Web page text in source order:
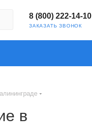
8 (800) 222-14-10
ЗАКАЗАТЬ ЗВОНОК
в